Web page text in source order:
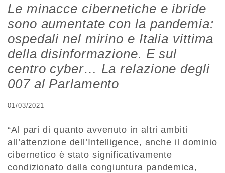
Le minacce cibernetiche e ibride
sono aumentate con la pandemia:
ospedali nel mirino e Italia vittima
della disinformazione. E sul
centro cyber… La relazione degli
007 al Parlamento
01/03/2021
“Al pari di quanto avvenuto in altri ambiti
all’attenzione dell’Intelligence, anche il dominio
cibernetico è stato significativamente
condizionato dalla congiuntura pandemica,